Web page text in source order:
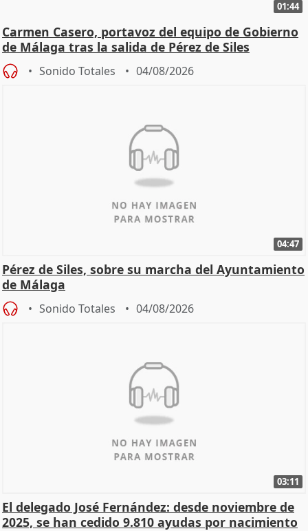
01:44
Carmen Casero, portavoz del equipo de Gobierno
de Málaga tras la salida de Pérez de Siles
Sonido Totales 04/08/2026
04:47
Pérez de Siles, sobre su marcha del Ayuntamiento
de Málaga
Sonido Totales 04/08/2026
03:11
El delegado José Fernández: desde noviembre de
2025, se han cedido 9.810 ayudas por nacimiento